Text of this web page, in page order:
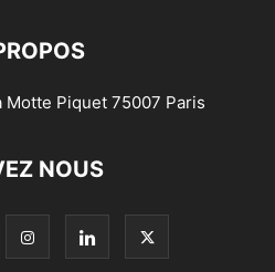
Motte Piquet 75007 Paris
NOUS